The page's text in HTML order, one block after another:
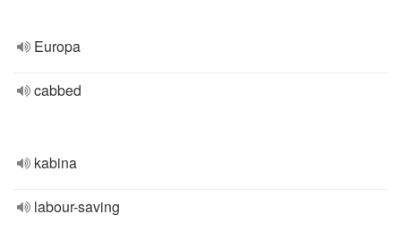
Europa
cabbed
kabina
labour-saving